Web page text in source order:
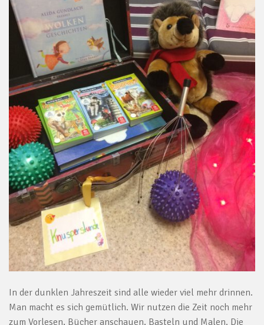
In der dunklen Jahreszeit sind alle wieder viel mehr drinnen.
Man macht es sich gemütlich. Wir nutzen die Zeit noch mehr
zum Vorlesen, Bücher anschauen, Basteln und Malen. Die